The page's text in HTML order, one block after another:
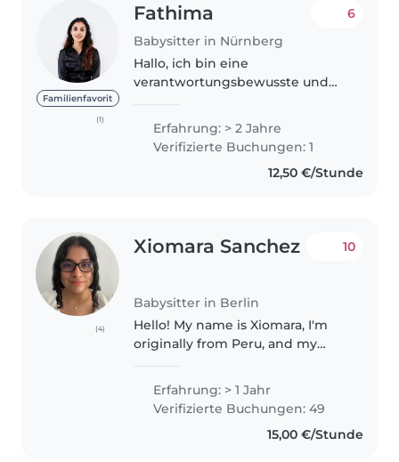
Familienfavorit
(1)
Fathima
Babysitter in Nürnberg
6
Hallo, ich bin eine
verantwortungsbewusste und
mit 2 Jahren Erfahrung in der
Betreuung von Babys,
Kleinkindern und
Erfahrung: > 2 Jahre
Verifizierte Buchungen: 1
12,50 €/Stunde
(4)
Xiomara Sanchez
Babysitter in Berlin
10
Hello! My name is Xiomara, I'm
originally from Peru, and my
currently living in Berlin, where I
study German intensively..
Erfahrung: > 1 Jahr
Verifizierte Buchungen: 49
15,00 €/Stunde